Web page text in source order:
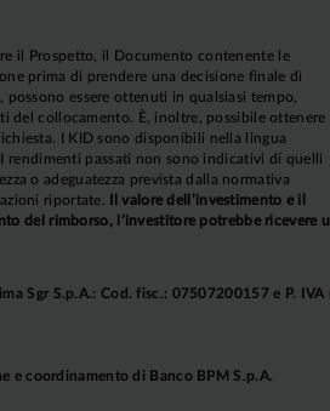
il Prospetto, il Documento contenente le
prima di prendere una decisione finale di
essere ottenuti in qualsiasi tempo,
del collocamento. È, inoltre, possibile ottenere
I KID sono disponibili nella lingua
rendimenti passati non sono indicativi di quelli
o adeguatezza prevista dalla normativa
riportate.
Il valore dell’investimento e il
del rimborso, l’investitore potrebbe ricevere
Sgr S.p.A.: Cod. fisc.: 07507200157 e P. IVA
e coordinamento di Banco BPM S.p.A.